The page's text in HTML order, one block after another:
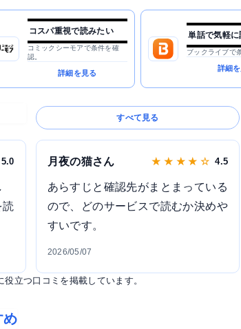
コスパ重視で読みたい
コミックシーモアで条件を確
認。
詳細を見る
単話で気軽に
ブックライブで
詳細
すべて見る
5.0 月夜の猫さん ★ ★ ★ ★ ☆ 4.5
あらすじと確認先がまとまっている
ので、どのサービスで読むか決めや
すいです。
2026/05/07
立つ口コミを掲載しています。
め